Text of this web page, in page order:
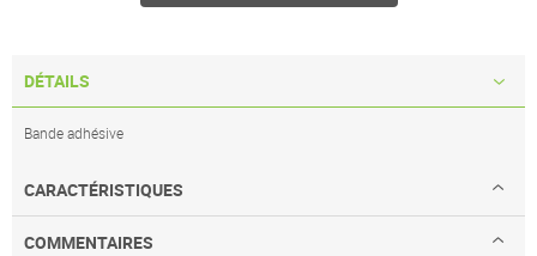
DÉTAILS
Bande adhésive
CARACTÉRISTIQUES
COMMENTAIRES